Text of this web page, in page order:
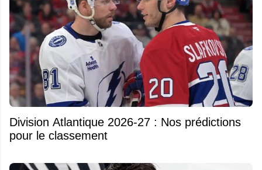
Division Atlantique 2026-27 : Nos prédictions
pour le classement